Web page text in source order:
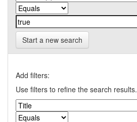
Start a new search
Add filters:
Use filters to refine the search results.